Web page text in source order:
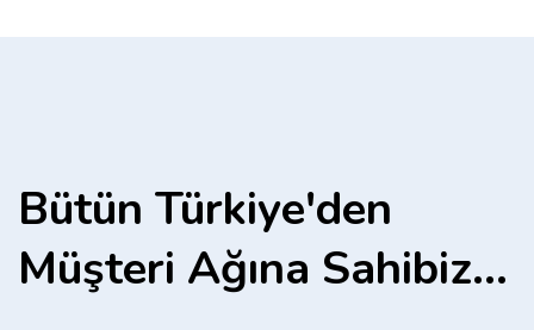
Bütün Türkiye'den
Müşteri Ağına Sahibiz...